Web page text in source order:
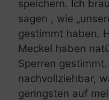
speichern. Ich
sagen , wie
gestimmt haben.
Meckel haben
Sperren
nachvollziehbar,
geringsten auf